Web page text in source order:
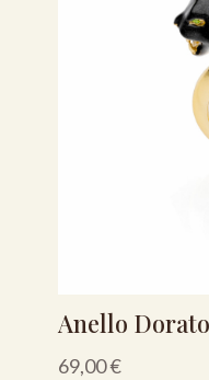
Anello
69,00€